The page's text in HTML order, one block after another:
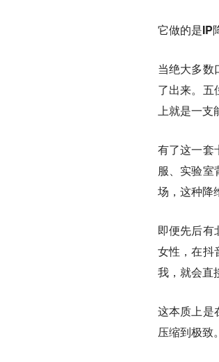
它做的是IP
当绝大多数
了出来。五
上就是一支
有了这一套
服、实验室
场，这种降
即便先后有
女性，在抖
我，就会直
这本质上是
压缩到极致。